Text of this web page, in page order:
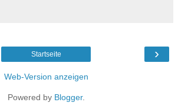
›
Startseite
Web-Version anzeigen
Powered by Blogger.